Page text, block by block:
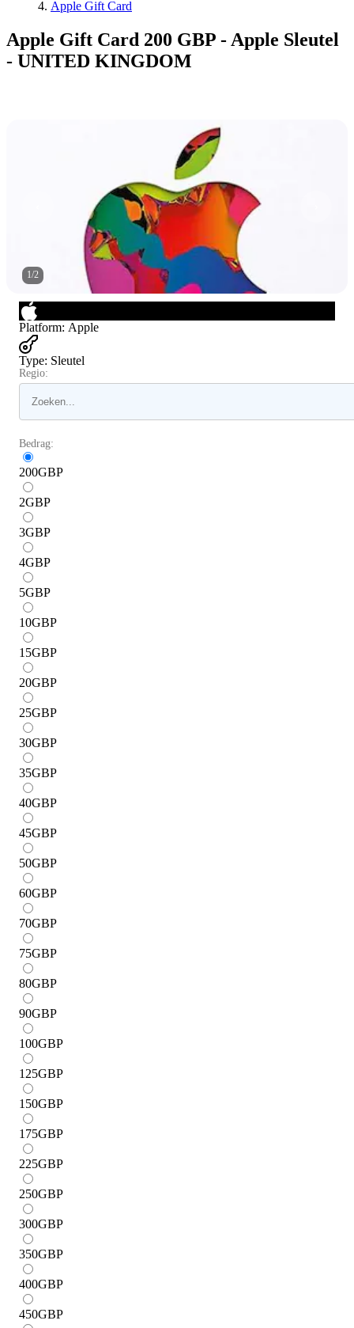
Apple Gift Card
Apple Gift Card 200 GBP - Apple Sleutel
- UNITED KINGDOM
1/2
Platform: Apple
Type: Sleutel
Regio:
Bedrag:
200GBP
2GBP
3GBP
4GBP
5GBP
10GBP
15GBP
20GBP
25GBP
30GBP
35GBP
40GBP
45GBP
50GBP
60GBP
70GBP
75GBP
80GBP
90GBP
100GBP
125GBP
150GBP
175GBP
225GBP
250GBP
300GBP
350GBP
400GBP
450GBP